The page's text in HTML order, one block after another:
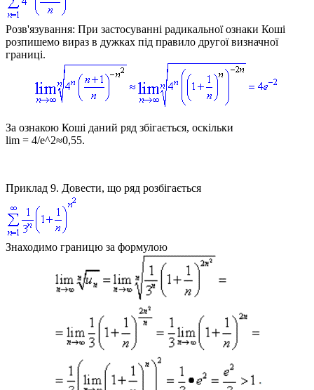
Розв'язування: При застосуванні радикальної ознаки Коші
розпишемо вираз в дужках під правило другої визначної
границі.
За ознакою Коші даний ряд збігається, оскільки
lim = 4/e^2≈0,55.
Приклад 9. Довести, що ряд розбігається
Знаходимо границю за формулою